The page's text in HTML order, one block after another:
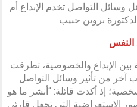
التواصل تخدم الإبداع أم
بروين حبيب.
النفس
بين الإبداع والخصوصية، تطرقت
آخر من تأثير وسائل التواصل
إذ أكدت قائلة: “أنشر ما هو
الاستعراضية التي تجعل قارئي